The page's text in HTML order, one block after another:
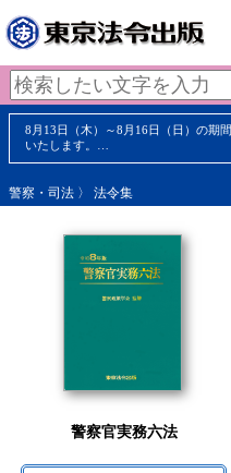
8月13日（木）～8月16日（日）の期
いたします。…
警察・司法 〉 法令集
警察官実務六法